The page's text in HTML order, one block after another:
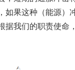
如果这种（能源
我们的职责使命